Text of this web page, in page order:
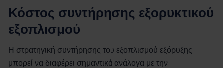
Κόστος συντήρησης εξορυκτικού
εξοπλισμού
Η στρατηγική συντήρησης του εξοπλισμού εξόρυξης
μπορεί να διαφέρει σημαντικά ανάλογα με την